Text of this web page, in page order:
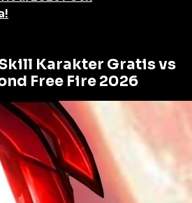
Karakter Gratis vs
Free Fire 2026